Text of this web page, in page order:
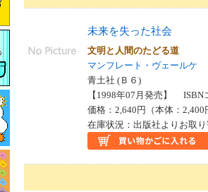
未来を失った社会
文明と人間のたどる道
マンフレート・ヴェールケ
青土社 (Ｂ６)
【1998年07月発売】 ISBN
価格：2,640円（本体：2,400
在庫状況：出版社よりお取